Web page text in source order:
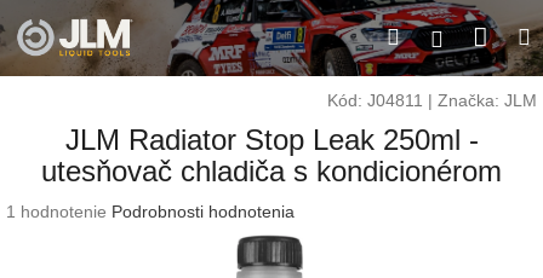
na
obsah
Hľadať
Kód: J04811 | Značka: JLM
JLM Radiator Stop Leak 250ml -
utesňovač chladiča s kondicionérom
Priemerné
1 hodnotenie Podrobnosti hodnotenia